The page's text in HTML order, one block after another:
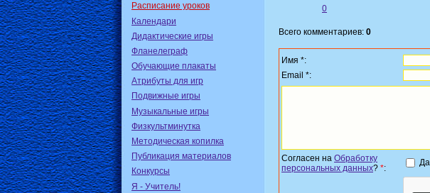
Расписание уроков
Календари
Дидактические игры
Фланелеграф
Обучающие плакаты
Атрибуты для игр
Подвижные игры
Музыкальные игры
Физкультминутка
Методическая копилка
Публикация материалов
Конкурсы
Я - Учитель!
0
Всего комментариев: 0
Имя *:
Email *:
Согласен на Обработку
персональных данных? *:
Да